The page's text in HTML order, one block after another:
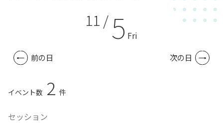
前の日
11 /5 Fri
次の日
イベント数 2 件
セッション